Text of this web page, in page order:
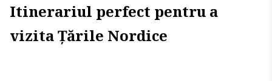
Itinerariul perfect pentru a
vizita Țările Nordice